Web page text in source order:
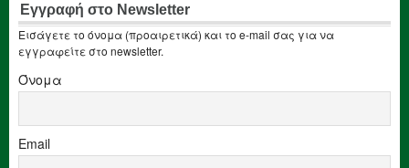
Εγγραφή στο Newsletter
Εισάγετε το όνομα (προαιρετικά) και το e-mail σας για να
εγγραφείτε στο newsletter.
Όνομα
Email